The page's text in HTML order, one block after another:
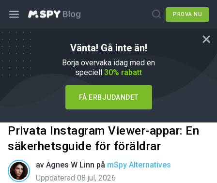
PROVA NU
Vänta! Gå inte än!
Börja övervaka idag med en
speciell 30% rabatt
FÅ ERBJUDANDET
Privata Instagram Viewer-appar: En
säkerhetsguide för föräldrar
av Agnes W Linn på mSpy Alternatives
Uppdaterad 08 jul, 2026